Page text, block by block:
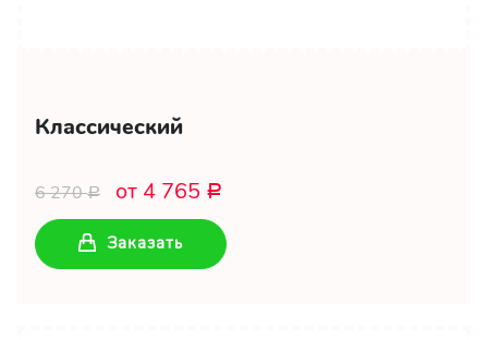
Классический
6 270Р от 4 765 Р
Заказать